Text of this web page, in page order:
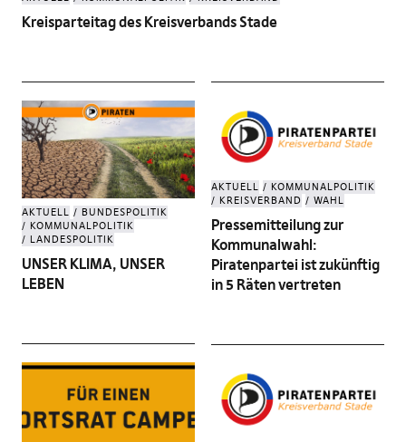
Kreisparteitag des Kreisverbands Stade
AKTUELL
BUNDESPOLITIK
KOMMUNALPOLITIK
LANDESPOLITIK
UNSER KLIMA, UNSER
LEBEN
AKTUELL
KOMMUNALPOLITIK
KREISVERBAND
WAHL
Pressemitteilung zur
Kommunalwahl:
Piratenpartei ist zukünftig
in 5 Räten vertreten